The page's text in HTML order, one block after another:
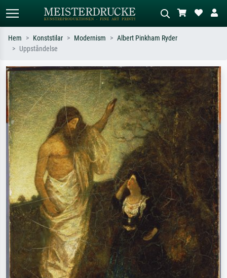
Sök efter konstnär, titel eller stil –
t.ex. Monet, Stjärnenatt,
impressionism, Hokusai-våg, naken.
Beskriv scenen – t.ex. grön äng,
abstrakt med mycket rött, mörk
oljemålning, stående naken bredvid ett
träd.
Hem Konststilar Modernism
Albert Pinkham Ryder
Uppståndelse